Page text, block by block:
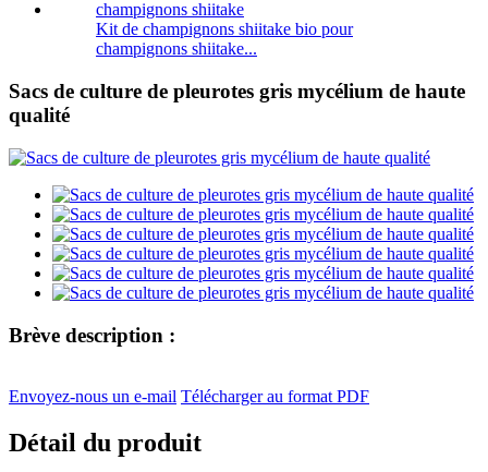
Kit de champignons shiitake bio pour
champignons shiitake...
Sacs de culture de pleurotes gris mycélium de haute
qualité
Brève description :
Envoyez-nous un e-mail Télécharger au format PDF
Détail du produit